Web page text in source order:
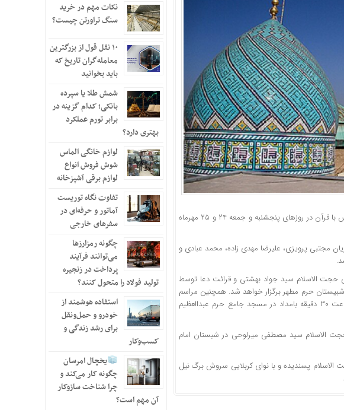
به گزارش خبرنگار مهر، برنامه‌های ویژه قرائت دعا و مناجات و انس با قرآن در روزهای پنجشنبه و جمعه ۲۴ و ۲۵ مهرماه
با حضور قاریان مجتبی پرویزی، علیرضا مهدی زاده، محمد عبادی و
حجت الاسلام سید جواد بهشتی و قرائت دعا توسط
حرم مطهر برگزار خواهد شد. همچنین مراسم
دیگری نیز با حضور ذاکر اهل بیت محمدرضا غلامرضا زاده از ساعت ۳۰ دقیقه بامداد در مسجد جامع حرم عبدالعظیم
میرلوحی در شبستان امام
پسندیده و با نوای کربلایی سروش برگ نیل
نکات مهم در خرید
سنگ تراورتن چیست؟
۱۰ نقل قول از بزرگترین
معامله‌گران تاریخ که
باید بخوانید
شمش طلا یا سپرده
بانکی؛ کدام گزینه در
برابر تورم عملکرد
بهتری دارد؟
لوازم خانگی الماس
شوش فروش انواع
لوازم برقی آشپزخانه
تفاوت نگاه توریست
آماتور و حرفه‌ای در
سفرهای خارجی
چگونه رمزارزها
می‌توانند فرآیند
پرداخت در زنجیره
تولید فولاد را متحول کنند؟
استفاده هوشمند از
خودرو و حمل‌ونقل
برای رشد زندگی و
کسب‌وکار
یخچال امرسان
چگونه کار می‌کند و
چرا شناخت سازوکار
آن مهم است؟